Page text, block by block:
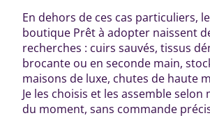
En dehors de ces cas particuliers,
boutique Prêt à adopter naissent
recherches : cuirs sauvés, tissus
brocante ou en seconde main,
maisons de luxe, chutes de haute
Je les choisis et les assemble
du moment, sans commande